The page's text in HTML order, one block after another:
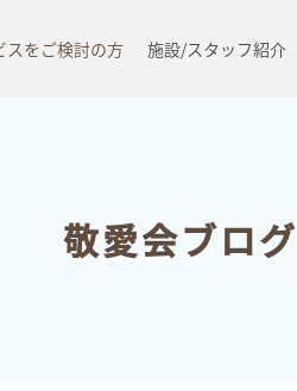
スをご検討の方 施設/スタッフ紹介
敬愛会ブログ